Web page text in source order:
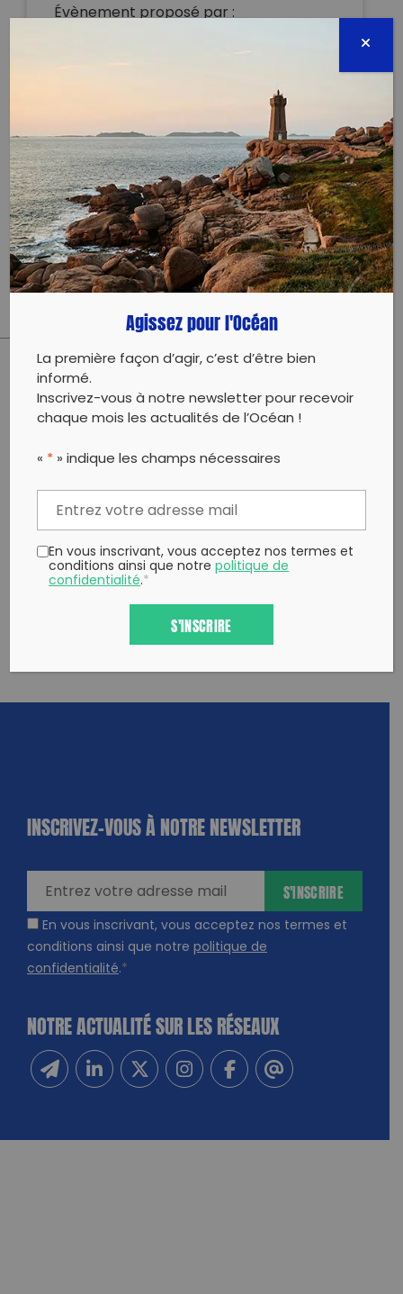
Évènement proposé par :
Ramassage : 14h-16h
Goûter : 16h-17h
Partenaire : MerTerre
Village durable : Sauvage Méditerranée, les Flamants
verts, Parc National des Calanques, Zéro Waste
Marseille, Super Cafoutch, Recyclop & Vélos en Ville
Sacs & gants fournis, mais n'hésite pas à ramener
tes gants si tu en as.
PARTAGER CET ARTICLE:
Partager sur Facebook
Partager sur
Copy to clipboard
INSCRIVEZ-VOUS À NOTRE NEWSLETTER
En vous inscrivant, vous acceptez nos termes et
conditions ainsi que notre politique de
confidentialité.*
S'INSCRIRE
NOTRE ACTUALITÉ SUR LES RÉSEAUX
Agissez pour l'Océan
La première façon d’agir, c’est d’être bien
informé.
Inscrivez-vous à notre newsletter pour recevoir
chaque mois les actualités de l’Océan !
« * » indique les champs nécessaires
En vous inscrivant, vous acceptez nos termes et
conditions ainsi que notrepolitique de
confidentialité.*
S'INSCRIRE